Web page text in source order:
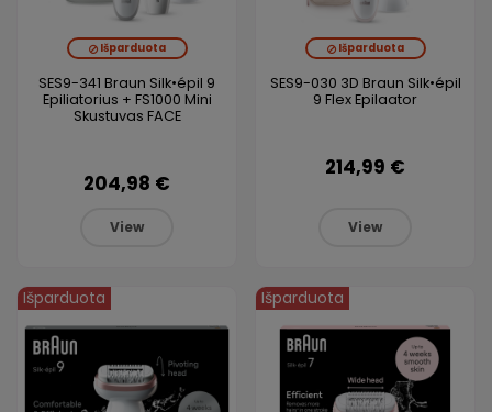
Išparduota
SES9-341 Braun Silk•épil 9
Epiliatorius + FS1000 Mini
Skustuvas FACE
204,98 €
View
Išparduota
SES9-030 3D Braun Silk•épil
9 Flex Epilaator
214,99 €
View
Išparduota Išparduota